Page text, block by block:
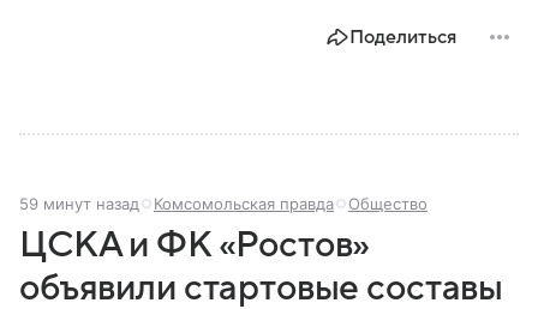
Поделиться
59 минут назад Комсомольская правда Общество
ЦСКА и ФК «Ростов»
объявили стартовые составы